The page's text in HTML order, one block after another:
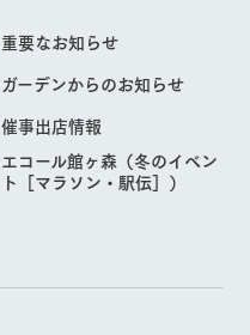
重要なお知らせ
ガーデンからのお知らせ
催事出店情報
エコール館ヶ森（冬のイベン
ト［マラソン・駅伝］）